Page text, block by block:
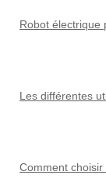
Robot électrique
Les différentes
Comment choisir